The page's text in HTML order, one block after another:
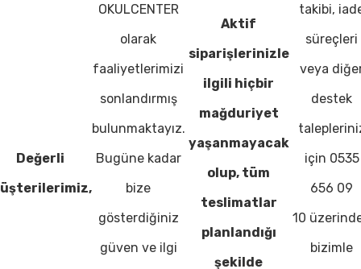
Değerli
OKULCENTER
olarak
faaliyetlerimizi
sonlandırmış
bulunmaktayız.
Bugüne kadar
bize
gösterdiğiniz
güven ve ilgi
Aktif
siparişlerinizle
ilgili hiçbir
mağduriyet
yaşanmayacak
olup, tüm
teslimatlar
planlandığı
şekilde
takibi,
süreçleri
veya
destek
için 0535
656 09
10
bizimle